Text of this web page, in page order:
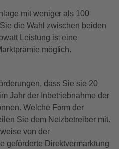
mit weniger als 100
die Wahl zwischen beiden
Leistung ist eine
möglich.
dass Sie sie 20
Jahr der Inbetriebnahme der
Welche Form der
Sie dem Netzbetreiber mit.
von der
geförderte Direktvermarktung